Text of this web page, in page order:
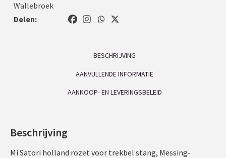
Wallebroek
Delen:
BESCHRIJVING
AANVULLENDE INFORMATIE
AANKOOP- EN LEVERINGSBELEID
Beschrijving
Mi Satori holland rozet voor trekbel stang, Messing-